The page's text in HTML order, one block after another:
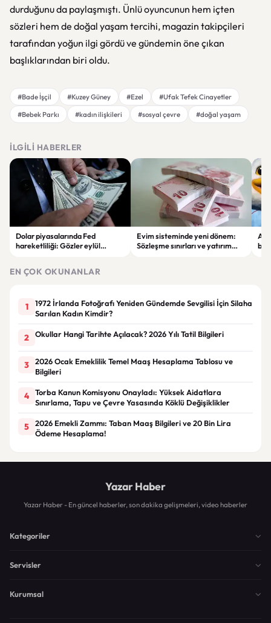
durduğunu da paylaşmıştı. Ünlü oyuncunun hem içten
sözleri hem de doğal yaşam tercihi, magazin takipçileri
tarafından yoğun ilgi gördü ve gündemin öne çıkan
başlıklarından biri oldu.
#Bade İşçil #Kuzey Güney #Ezel
#Ufak Tefek Cinayetler
#Bebek Parkı
#kadın ilişkileri #sosyal çevre #doğal yaşam
İLGILI HABERLER
Dolar piyasalarında Fed
hareketliliği: Gözler eylül
Evim sisteminde yeni dönem:
Sözleşme sınırları ve yatırım
EN ÇOK OKUNANLAR
1
1972 İrlanda Fotoğrafı Yeniden Gündemde Sevgilisi İçin Silaha
Sarılan Kadın Kimdir?
2 Okullar Hangi Tarihte Açılacak? 2026 Yılı Tatil Bilgileri
3
2026 Ocak Emeklilik Temel Maaş Hesaplama Tablosu ve
Bilgileri
4
Torba Kanun Komisyonu Onayladı: Yüksek Aidatlara
Sınırlama, Tapu ve Çevre Yasasında Köklü Değişiklikler
5
2026 Emekli Zammı: Taban Maaş Bilgileri ve 20 Bin Lira
Ödeme Hesaplama!
Yazar Haber
Yazar Haber - En güncel haberler, son dakika gelişmeleri, video haberler
Kategoriler
Servisler
Kurumsal